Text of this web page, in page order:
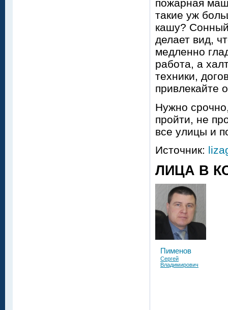
пожарная
такие уж
кашу?
делает вид,
медленно
работа, а
техники,
привлекайте
Нужно
пройти, не
все улицы и
Источник:
ЛИЦА В
Пименов
Сергей
Владимирович